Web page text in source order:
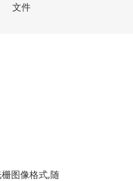
文件
图像格式,随